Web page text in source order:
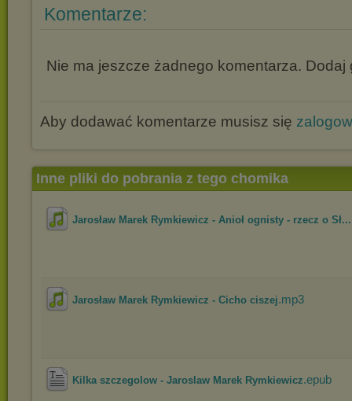
Komentarze:
Nie ma jeszcze żadnego komentarza. Dodaj
Aby dodawać komentarze musisz się
Inne pliki do pobrania z tego chomika
Jarosław Marek Rymkiewicz - Anioł ognisty - rzecz o Sł...
Jarosław Marek Rymkiewicz - Cicho ciszej.mp3
Kilka szczegolow - Jaroslaw Marek Rymkiewicz.epub